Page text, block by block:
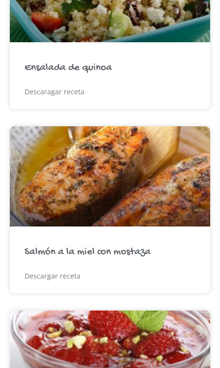
Ensalada de quinoa
Descaragar receta
Salmón a la miel con mostaza
Descargar receta